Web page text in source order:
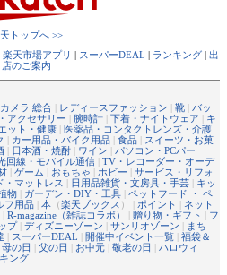
トップへ >>
楽天市場アプリ | スーパーDEAL | ランキング | 出
店のご案内
メラ 総合 | レディースファッション | 靴 | バッ
アクセサリー | 腕時計 | 下着・ナイトウェア | キ
ット・健康 | 医薬品・コンタクトレンズ・介護
| カー用品・バイク用品 | 食品 | スイーツ・お菓
| 日本酒・焼酎 | ワイン | パソコン・PCパー
回線・モバイル通信 | TV・レコーダー・オーデ
| ゲーム | おもちゃ | ホビー | サービス・リフォ
・マットレス | 日用品雑貨・文房具・手芸 | キッ
物 | ガーデン・DIY・工具 | ペットフード ・ ペ
フ用品 | 本 （楽天ブックス ） | ポイント | ネット
| R-magazine（雑誌コラボ） | 贈り物・ギフト | フ
プ| ディズニーゾーン | サンリオゾーン | まち
| スーパーDEAL | 開催中イベント一覧 | 福袋＆
母の日 | 父の日 | お中元 | 敬老の日 | ハロウィ
ング